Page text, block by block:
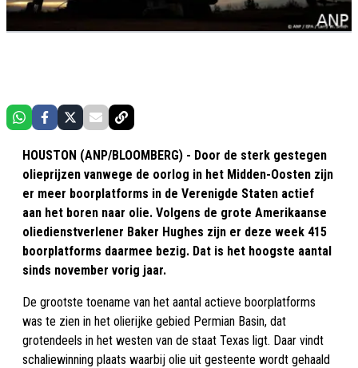
HOUSTON (ANP/BLOOMBERG) - Door de sterk gestegen
olieprijzen vanwege de oorlog in het Midden-Oosten zijn
er meer boorplatforms in de Verenigde Staten actief
aan het boren naar olie. Volgens de grote Amerikaanse
oliedienstverlener Baker Hughes zijn er deze week 415
boorplatforms daarmee bezig. Dat is het hoogste aantal
sinds november vorig jaar.
De grootste toename van het aantal actieve boorplatforms
was te zien in het olierijke gebied Permian Basin, dat
grotendeels in het westen van de staat Texas ligt. Daar vindt
schaliewinning plaats waarbij olie uit gesteente wordt gehaald